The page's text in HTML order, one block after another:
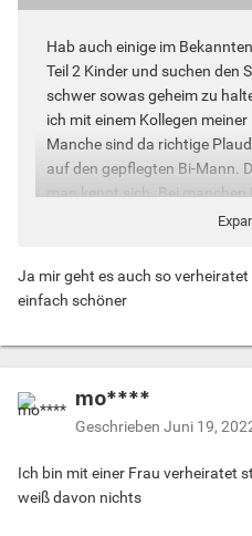
Hab auch einige im
Teil 2 Kinder und suchen den
schwer sowas geheim zu
ich mit einem Kollegen
Manche sind da richtige
auf den gepflegten Bi-Mann.
man kennt sich. Bei manchen
eine Ahnung davon haben.
Sport.
Ja mir geht es auch so
einfach schöner
mo****
Geschrieben Juni 19,
Ich bin mit einer Frau verheiratet
weiß davon nichts